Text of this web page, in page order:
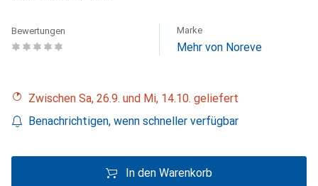
Bewertungen Marke
Mehr von Noreve
Zwischen Sa, 26.9. und Mi, 14.10. geliefert
Benachrichtigen, wenn schneller verfügbar
In den Warenkorb